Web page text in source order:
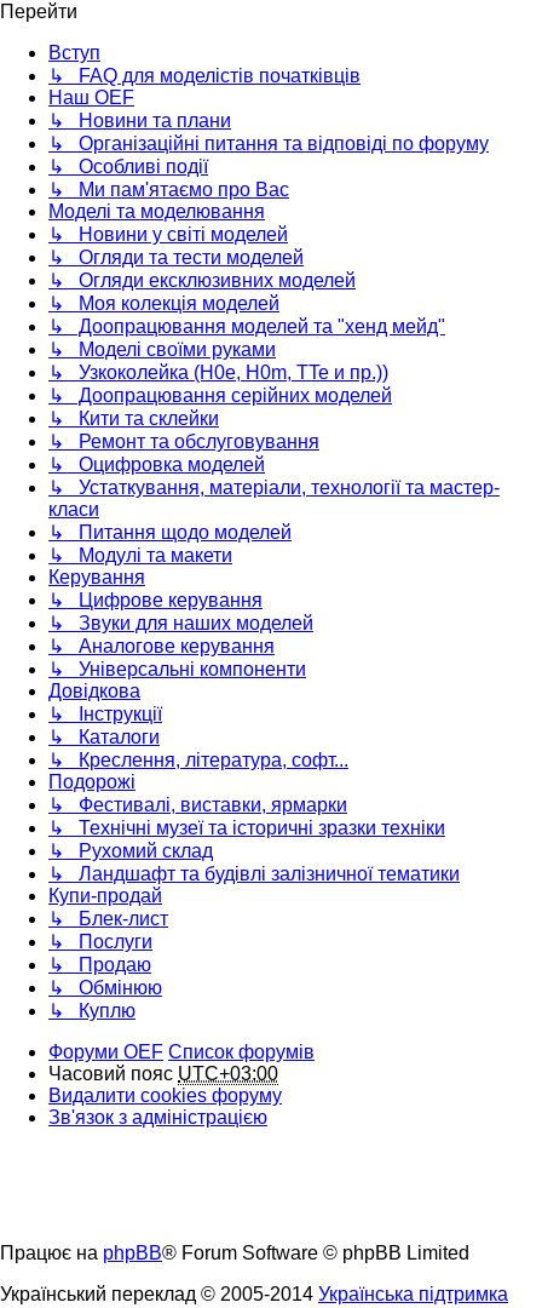
Перейти
Вступ
↳ FAQ для моделістів початківців
Наш OEF
↳ Новини та плани
↳ Організаційні питання та відповіді по форуму
↳ Особливі події
↳ Ми пам'ятаємо про Вас
Моделі та моделювання
↳ Новини у світі моделей
↳ Огляди та тести моделей
↳ Огляди ексклюзивних моделей
↳ Моя колекція моделей
↳ Доопрацювання моделей та "хенд мейд"
↳ Моделі своїми руками
↳ Узкоколейка (H0e, H0m, TTe и пр.))
↳ Доопрацювання серійних моделей
↳ Кити та склейки
↳ Ремонт та обслуговування
↳ Оцифровка моделей
↳ Устаткування, матеріали, технології та мастер-
класи
↳ Питання щодо моделей
↳ Модулі та макети
Керування
↳ Цифрове керування
↳ Звуки для наших моделей
↳ Аналогове керування
↳ Універсальні компоненти
Довідкова
↳ Інструкції
↳ Каталоги
↳ Креслення, література, софт...
Подорожі
↳ Фестивалі, виставки, ярмарки
↳ Технічні музеї та історичні зразки техніки
↳ Рухомий склад
↳ Ландшафт та будівлі залізничної тематики
Купи-продай
↳ Блек-лист
↳ Послуги
↳ Продаю
↳ Обмінюю
↳ Куплю
Форуми OEF Список форумів
Часовий пояс UTC+03:00
Видалити cookies форуму
Зв'язок з адміністрацією
Працює на phpBB® Forum Software © phpBB Limited
Український переклад © 2005-2014 Українська підтримка